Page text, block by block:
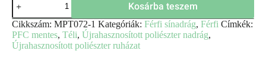
Kosárba teszem
Cikkszám: MPT072-1 Kategóriák: Férfi sínadrág, Férfi Címkék:
PFC mentes, Téli, Újrahasznosított poliészter nadrág,
Újrahasznosított poliészter ruházat